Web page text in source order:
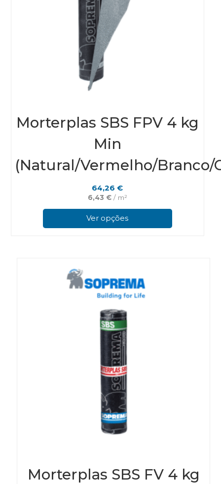
Morterplas SBS FPV 4 kg
Min
(Natural/Vermelho/Branco/
64,26€
6,43 €/ m²
Ver opções
Morterplas SBS FV 4 kg